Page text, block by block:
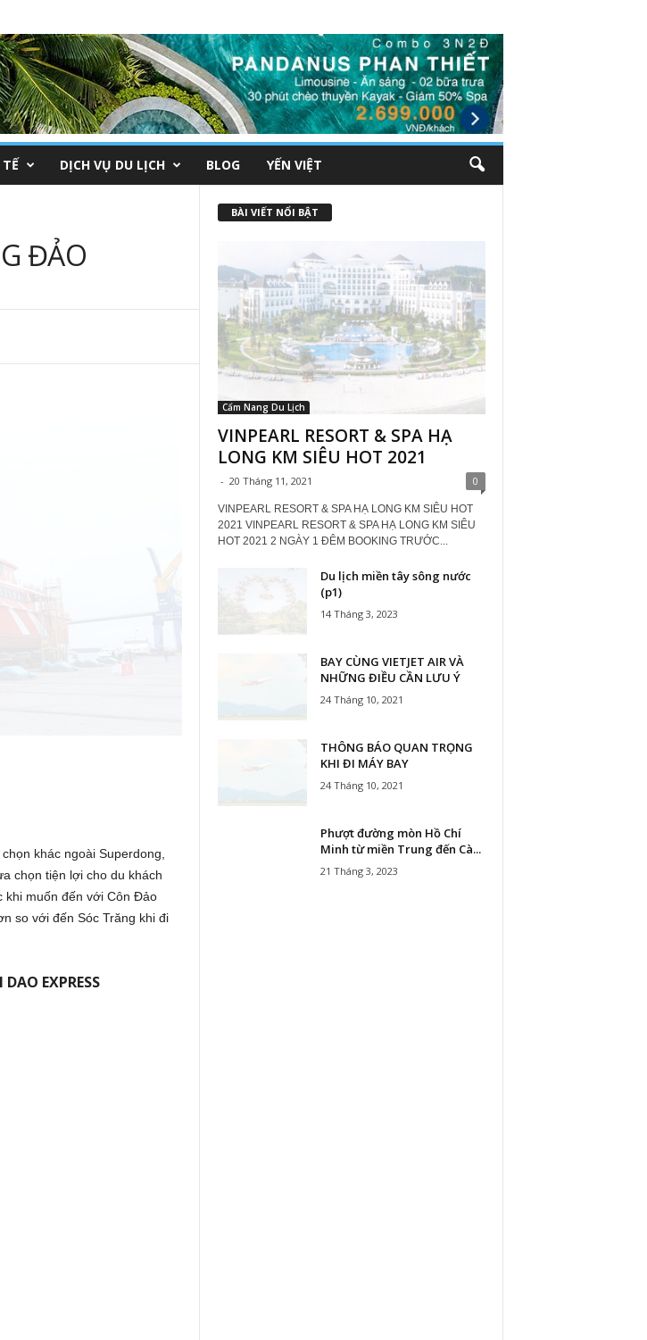
DỊCH VỤ DU LỊCH BLOG YẾN VIỆT
ĐẢO
khác ngoài Superdong,
chọn tiện lợi cho du khách
khi muốn đến với Côn Đảo
so với đến Sóc Trăng khi đi
EXPRESS
BÀI VIẾT NỔI BẬT
Cẩm Nang Du Lịch
VINPEARL RESORT & SPA HẠ
LONG KM SIÊU HOT 2021
- 20 Tháng 11, 2021 0
VINPEARL RESORT & SPA HẠ LONG KM SIÊU HOT
2021 VINPEARL RESORT & SPA HẠ LONG KM SIÊU
HOT 2021 2 NGÀY 1 ĐÊM BOOKING TRƯỚC...
Du lịch miền tây sông nước
(p1)
14 Tháng 3, 2023
BAY CÙNG VIETJET AIR VÀ
NHỮNG ĐIỀU CẦN LƯU Ý
24 Tháng 10, 2021
THÔNG BÁO QUAN TRỌNG
KHI ĐI MÁY BAY
24 Tháng 10, 2021
Phượt đường mòn Hồ Chí
Minh từ miền Trung đến Cà...
21 Tháng 3, 2023